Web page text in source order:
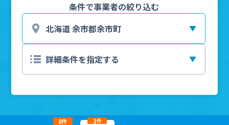
条件で事業者の絞り込む
8件 1件